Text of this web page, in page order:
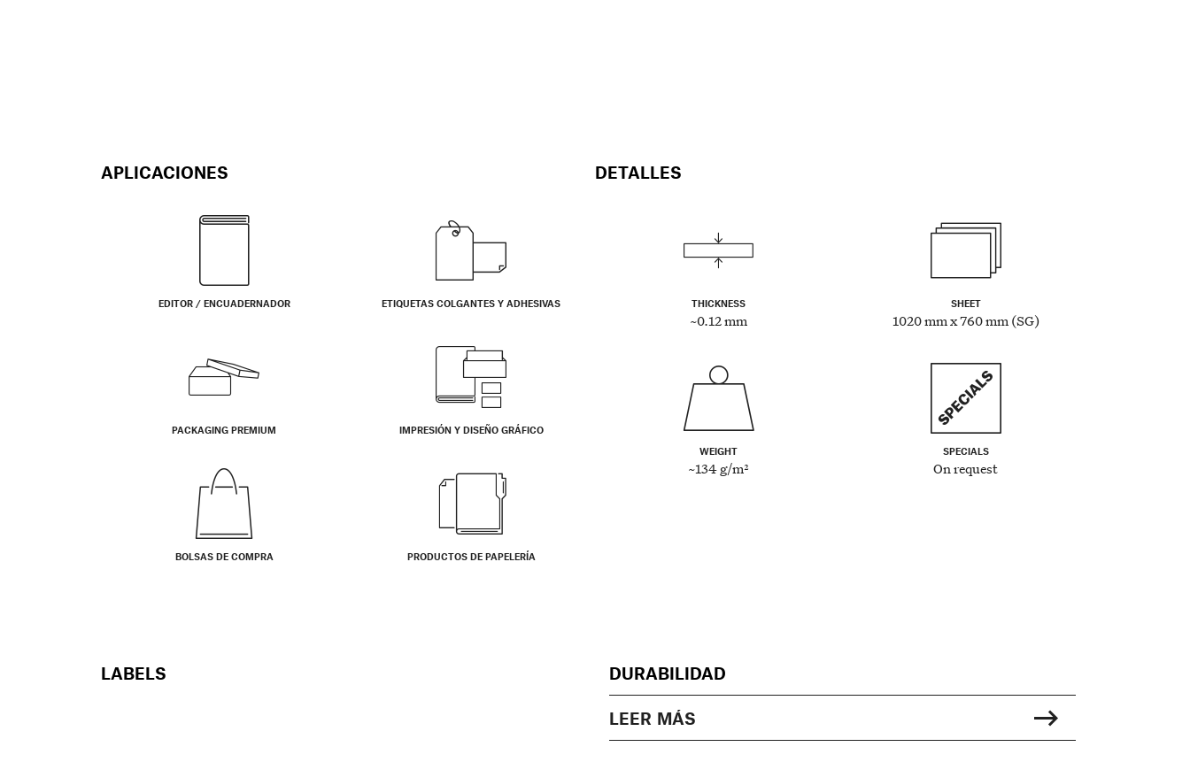
APLICACIONES
EDITOR / ENCUADERNADOR ETIQUETAS COLGANTES Y ADHESIVAS
PACKAGING PREMIUM IMPRESIÓN Y DISEÑO GRÁFICO
BOLSAS DE COMPRA PRODUCTOS DE PAPELERÍA
DETALLES
THICKNESS
~0.12 mm
SHEET
1020 mm x 760 mm (SG)
WEIGHT
~134 g/m²
SPECIALS
On request
LABELS DURABILIDAD
LEER MÁS